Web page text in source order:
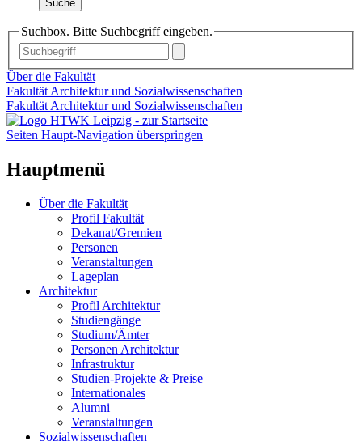
Suche
Suchbox. Bitte Suchbegriff eingeben.
Über die Fakultät
Fakultät Architektur und Sozialwissenschaften
Fakultät Architektur und Sozialwissenschaften
Seiten Haupt-Navigation überspringen
Hauptmenü
Über die Fakultät
Profil Fakultät
Dekanat/Gremien
Personen
Veranstaltungen
Lageplan
Architektur
Profil Architektur
Studiengänge
Studium/Ämter
Personen Architektur
Infrastruktur
Studien-Projekte & Preise
Internationales
Alumni
Veranstaltungen
Sozialwissenschaften